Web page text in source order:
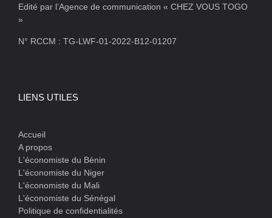
Edité par l’Agence de communication « CHEZ VOUS TOGO
»
N° RCCM : TG-LWF-01-2022-B12-01207
LIENS UTILES
Accueil
A propos
L'économiste du Bénin
L'économiste du Niger
L'économiste du Mali
L'économiste du Sénégal
Politique de confidentialités